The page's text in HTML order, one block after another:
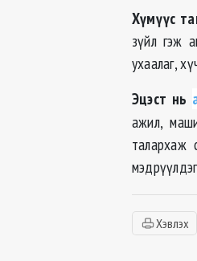
Хүмүүс
зүйл гэж
ухаалаг,
Эцэст нь
ажил,
талархаж
Хэвлэх